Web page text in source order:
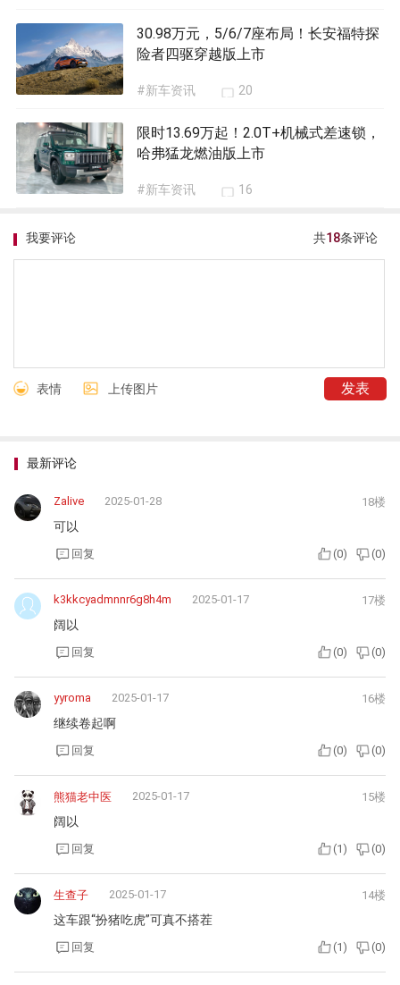
30.98万元，5/6/7座布局！长安福特探
险者四驱穿越版上市
#新车资讯 20
限时13.69万起！2.0T+机械式差速锁，
哈弗猛龙燃油版上市
#新车资讯 16
共18条评论
我要评论
表情 上传图片
最新评论
Zalive 2025-01-28 18楼
可以
回复 (0) (0)
k3kkcyadmnnr6g8h4m 2025-01-17 17楼
阔以
回复 (0) (0)
yyroma 2025-01-17 16楼
继续卷起啊
回复 (0) (0)
熊猫老中医 2025-01-17 15楼
阔以
回复 (1 ) (0)
生查子 2025-01-17 14楼
这车跟“扮猪吃虎”可真不搭茬
回复 (1 ) (0)